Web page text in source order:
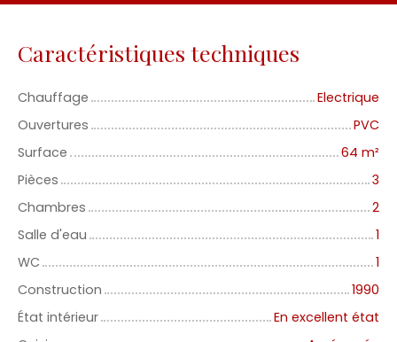
Caractéristiques techniques
Chauffage
Electrique
Ouvertures
PVC
Surface
64 m²
Pièces
3
Chambres
2
Salle d'eau
1
WC
1
Construction
1990
État intérieur
En excellent état